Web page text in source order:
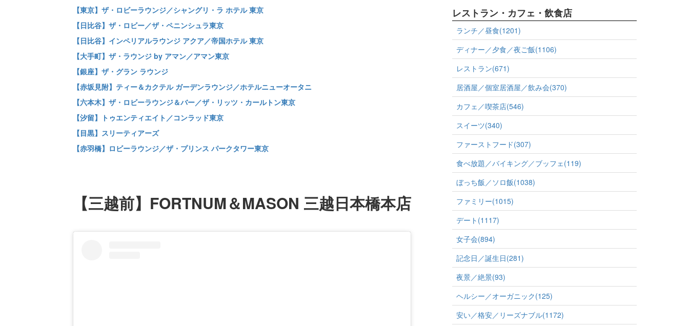
【東京】ザ・ロビーラウンジ／シャングリ・ラ ホテル 東京
【日比谷】ザ・ロビー／ザ・ペニンシュラ東京
【日比谷】インペリアルラウンジ アクア／帝国ホテル 東京
【大手町】ザ・ラウンジ by アマン／アマン東京
【銀座】ザ・グラン ラウンジ
【赤坂見附】ティー＆カクテル ガーデンラウンジ／ホテルニューオータニ
【六本木】ザ・ロビーラウンジ＆バー／ザ・リッツ・カールトン東京
【汐留】トゥエンティエイト／コンラッド東京
【目黒】スリーティアーズ
【赤羽橋】ロビーラウンジ／ザ・プリンス パークタワー東京
【三越前】FORTNUM＆MASON 三越日本橋本店
レストラン・カフェ・飲食店
ランチ／昼食(1201)
ディナー／夕食／夜ご飯(1106)
レストラン(671)
居酒屋／個室居酒屋／飲み会(370)
カフェ／喫茶店(546)
スイーツ(340)
ファーストフード(307)
食べ放題／バイキング／ブッフェ(119)
ぼっち飯／ソロ飯(1038)
ファミリー(1015)
デート(1117)
女子会(894)
記念日／誕生日(281)
夜景／絶景(93)
ヘルシー／オーガニック(125)
安い／格安／リーズナブル(1172)